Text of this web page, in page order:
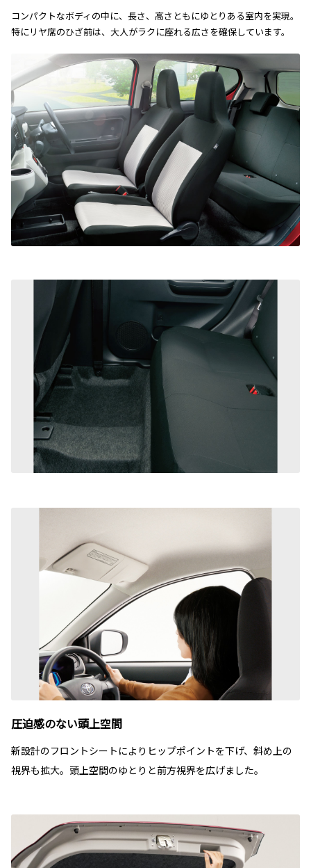
コンパクトなボディの中に、長さ、高さともにゆとりある室内を実現。
特にリヤ席のひざ前は、大人がラクに座れる広さを確保しています。
圧迫感のない頭上空間
新設計のフロントシートによりヒップポイントを下げ、斜め上の
視界も拡大。頭上空間のゆとりと前方視界を広げました。